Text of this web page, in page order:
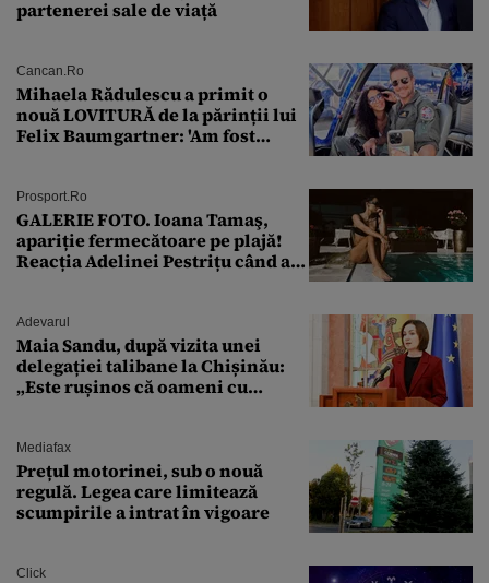
partenerei sale de viață
Cancan.ro
Mihaela Rădulescu a primit o
nouă LOVITURĂ de la părinții lui
Felix Baumgartner: 'Am fost
Prosport.ro
GALERIE FOTO. Ioana Tamaş,
apariție fermecătoare pe plajă!
Reacția Adelinei Pestrițu când a
Adevarul
Maia Sandu, după vizita unei
delegației talibane la Chișinău:
„Este rușinos că oameni cu
Mediafax
Prețul motorinei, sub o nouă
regulă. Legea care limitează
scumpirile a intrat în vigoare
Click